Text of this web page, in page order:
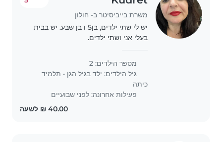
משרת בייביסיטר ב- חולון
יש לי שתי ילדים, בן5 ו בן שבע. יש בבית
בעלי אני ושתי ילדים.
מספר הילדים: 2
גיל הילדים: ילד בגיל הגן • תלמיד
כיתה
פעילות אחרונה: לפני שבועיים